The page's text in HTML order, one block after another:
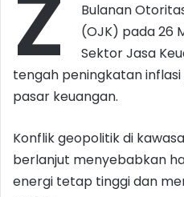
Bulanan
(OJK) pada 26
Sektor Jasa
tengah peningkatan
pasar keuangan.
Konflik geopolitik di
berlanjut menyebabkan
energi tetap tinggi dan